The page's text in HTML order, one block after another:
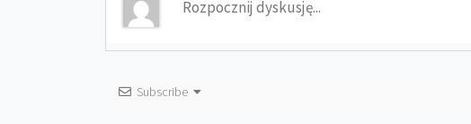
Subscribe